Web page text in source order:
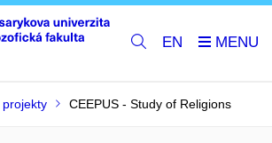
EN
projekty CEEPUS - Study of Religions